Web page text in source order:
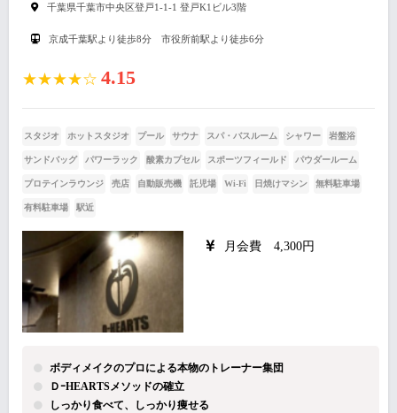
千葉県千葉市中央区登戸1-1-1 登戸K1ビル3階
京成千葉駅より徒歩8分 市役所前駅より徒歩6分
★★★★☆ 4.15
スタジオ ホットスタジオ プール サウナ スパ・バスルーム シャワー 岩盤浴
サンドバッグ パワーラック 酸素カプセル スポーツフィールド パウダールーム
プロテインラウンジ 売店 自動販売機 託児場 Wi-Fi 日焼けマシン 無料駐車場
有料駐車場 駅近
月会費 4,300円
ボディメイクのプロによる本物のトレーナー集団
ＤｰHEARTSメソッドの確立
しっかり食べて、しっかり痩せる